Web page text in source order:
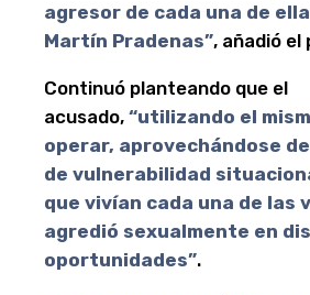
agresor de cada una de
Martín Pradenas”, añadió
Continuó planteando que el
acusado, “utilizando el
operar, aprovechándose
de vulnerabilidad
que vivían cada una de las
agredió sexualmente en
oportunidades”.